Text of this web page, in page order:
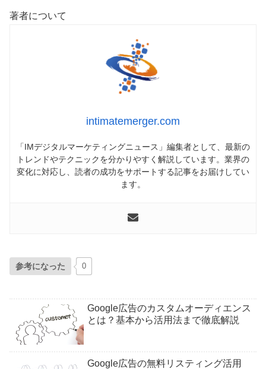
著者について
intimatemerger.com
「IMデジタルマーケティングニュース」編集者として、最新の
トレンドやテクニックを分かりやすく解説しています。業界の
変化に対応し、読者の成功をサポートする記事をお届けしてい
ます。
参考になった 0
Google広告のカスタムオーディエンス
とは？基本から活用法まで徹底解説
Google広告の無料リスティング活用